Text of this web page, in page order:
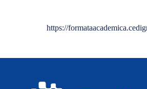
https://